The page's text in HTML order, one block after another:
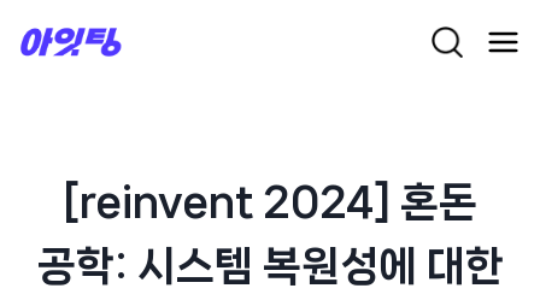
[reinvent 2024] 혼돈
공학: 시스템 복원성에 대한